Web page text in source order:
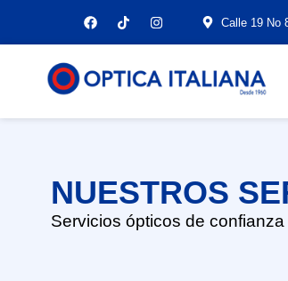
Calle 19 No
NUESTROS
Servicios ópticos de